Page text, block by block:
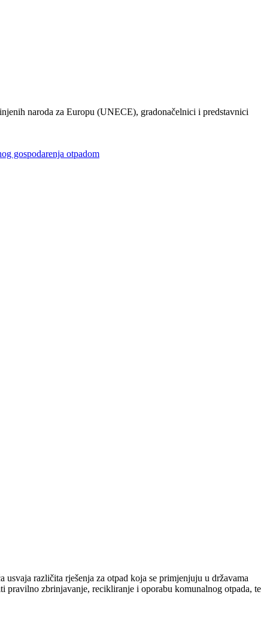
naroda za Europu (UNECE), gradonačelnici i predstavnici
gospodarenja otpadom
različita rješenja za otpad koja se primjenjuju u državama
pravilno zbrinjavanje, recikliranje i oporabu komunalnog otpada, te